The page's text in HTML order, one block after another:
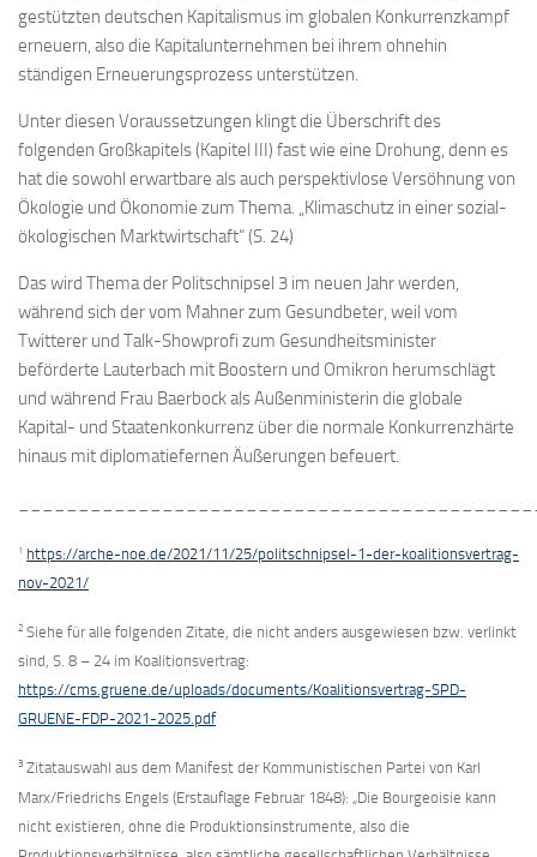
gestützten deutschen Kapitalismus im globalen Konkurrenzkampf
erneuern, also die Kapitalunternehmen bei ihrem ohnehin
ständigen Erneuerungsprozess unterstützen.
Unter diesen Voraussetzungen klingt die Überschrift des
folgenden Großkapitels (Kapitel III) fast wie eine Drohung, denn es
hat die sowohl erwartbare als auch perspektivlose Versöhnung von
Ökologie und Ökonomie zum Thema. „Klimaschutz in einer sozial-
ökologischen Marktwirtschaft“ (S. 24)
Das wird Thema der Politschnipsel 3 im neuen Jahr werden,
während sich der vom Mahner zum Gesundbeter, weil vom
Twitterer und Talk-Showprofi zum Gesundheitsminister
beförderte Lauterbach mit Boostern und Omikron herumschlägt
und während Frau Baerbock als Außenministerin die globale
Kapital- und Staatenkonkurrenz über die normale Konkurrenzhärte
hinaus mit diplomatiefernen Äußerungen befeuert.
1 https://arche-noe.de/2021/11/25/politschnipsel-1-der-koalitionsvertrag-
nov-2021/
2 Siehe für alle folgenden Zitate, die nicht anders ausgewiesen bzw. verlinkt
sind, S. 8 – 24 im Koalitionsvertrag:
https://cms.gruene.de/uploads/documents/Koalitionsvertrag-SPD-
GRUENE-FDP-2021-2025.pdf
3 Zitatauswahl aus dem Manifest der Kommunistischen Partei von Karl
Marx/Friedrichs Engels (Erstauflage Februar 1848): „Die Bourgeoisie kann
nicht existieren, ohne die Produktionsinstrumente, also die